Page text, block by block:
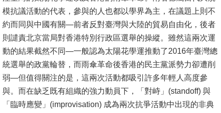
模抗議活動的代表，參與的人也都以學界為主，在議題上則不
約而同與中國有關—前者反對臺灣與大陸的貿易自由化，後者
則譴責北京當局對香港特別行政區選舉的操縱。雖然這兩次運
動的結果截然不同—一般認為太陽花學運推動了2016年臺灣總
統選舉的政黨輪替，而雨傘革命後香港的民主黨派勢力卻遭削
弱—但值得關注的是，這兩次活動都吸引許多年輕人高度參
與。而在缺乏既有組織的強力動員下，「對峙」(standoff) 與
「臨時應變」(improvisation) 成為兩次抗爭活動中出現的非典